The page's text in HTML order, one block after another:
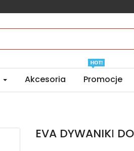
Akcesoria Promocje
EVA DYWANIKІ